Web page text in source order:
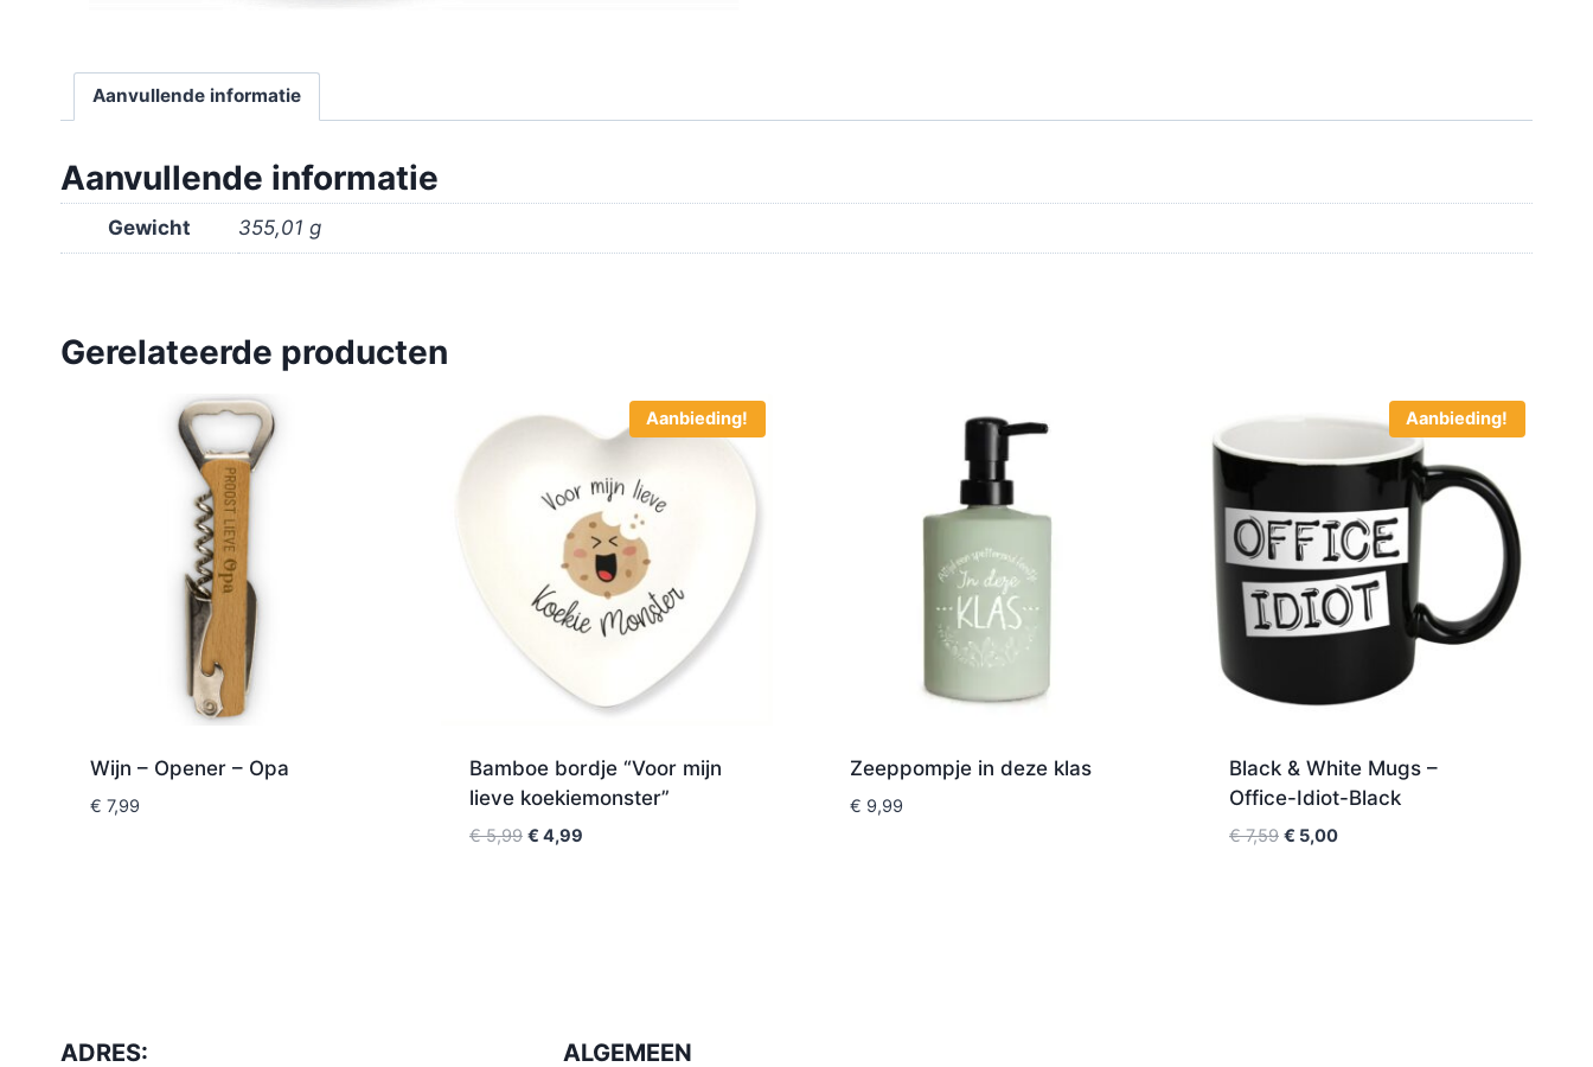
Aanvullende informatie
Aanvullende informatie
Gewicht 355,01 g
Gerelateerde producten
Wijn – Opener – Opa
€ 7,99
Aanbieding!
Bamboe bordje “Voor mijn
lieve koekiemonster”
€5,99 € 4,99
Zeeppompje in deze klas
€ 9,99
Aanbieding!
Black & White Mugs –
Office-Idiot-Black
€7,59 € 5,00
ADRES: ALGEMEEN